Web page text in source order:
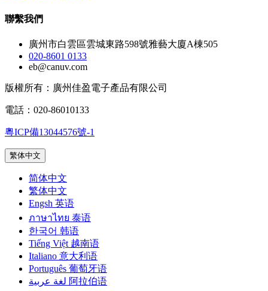
聯繫我們
廣州市白雲區雲城東路598號雅藝大廈A棟505
020-8601 0133
eb@canuv.com
版權所有：廣州佳盈電子產品有限公司
電話：020-86010133
粵ICP備13044576號-1
繁体中文
简体中文
繁体中文
Engsh 英语
ภาษาไทย 泰语
한국어 韩语
Tiếng Việt 越南语
Italiano 意大利语
Português 葡萄牙语
لغة عربية 阿拉伯语